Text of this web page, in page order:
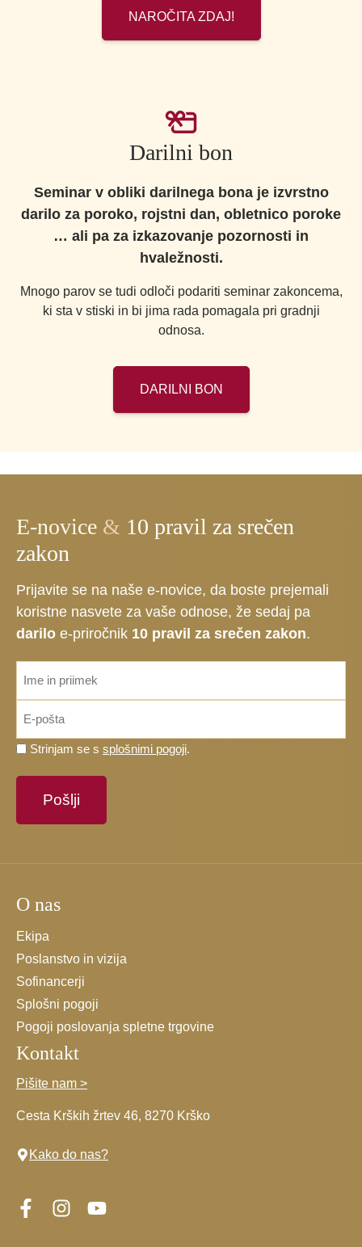
NAROČITA ZDAJ!
Darilni bon
Seminar v obliki darilnega bona je izvrstno
darilo za poroko, rojstni dan, obletnico poroke
… ali pa za izkazovanje pozornosti in
hvaležnosti.
Mnogo parov se tudi odloči podariti seminar zakoncema,
ki sta v stiski in bi jima rada pomagala pri gradnji
odnosa.
DARILNI BON
E-novice & 10 pravil za srečen
zakon
Prijavite se na naše e-novice, da boste prejemali
koristne nasvete za vaše odnose, že sedaj pa
darilo e-priročnik 10 pravil za srečen zakon.
Prosimo,
strinjate
*
Strinjam se s splošnimi pogoji.
O nas
Ekipa
Poslanstvo in vizija
Sofinancerji
Splošni pogoji
Pogoji poslovanja spletne trgovine
Kontakt
Pišite nam >
Cesta Krških žrtev 46, 8270 Krško
Kako do nas?